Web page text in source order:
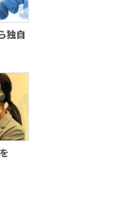
独自